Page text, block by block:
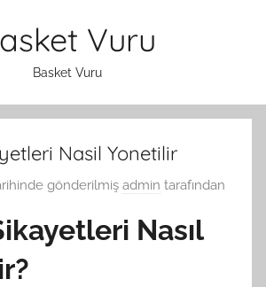
Vuru
Basket Vuru
Nasil Yonetilir
gönderilmiş admin tarafından
Nasıl